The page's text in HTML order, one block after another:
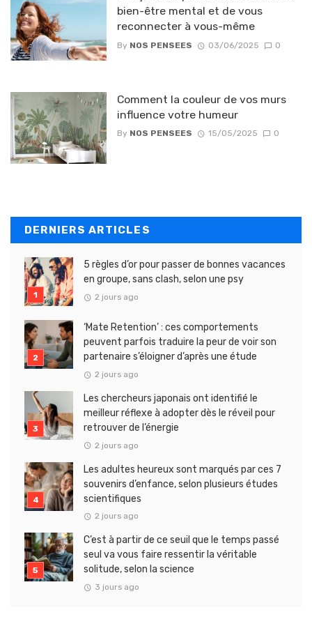
bien-être mental et de vous
reconnecter à vous-même
By NOS PENSEES 03/06/2025 0
Comment la couleur de vos murs
influence votre humeur
By NOS PENSEES 15/05/2025 0
DERNIERS ARTICLES
5 règles d’or pour passer de bonnes vacances
en groupe, sans clash, selon une psy
2 jours ago
‘Mate Retention’ : ces comportements
peuvent parfois traduire la peur de voir son
partenaire s’éloigner d’après une étude
2 jours ago
Les chercheurs japonais ont identifié le
meilleur réflexe à adopter dès le réveil pour
retrouver de l’énergie
2 jours ago
Les adultes heureux sont marqués par ces 7
souvenirs d’enfance, selon plusieurs études
scientifiques
2 jours ago
C’est à partir de ce seuil que le temps passé
seul va vous faire ressentir la véritable
solitude, selon la science
3 jours ago